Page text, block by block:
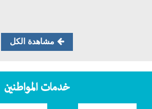
مشاهدة الكل
خدمات المواطنين